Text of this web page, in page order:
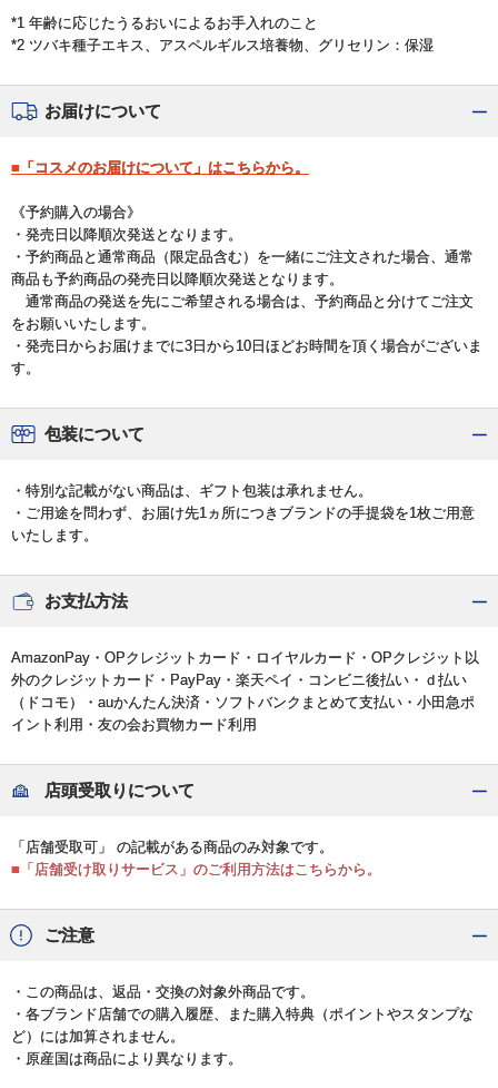
*1 年齢に応じたうるおいによるお手入れのこと
*2 ツバキ種子エキス、アスペルギルス培養物、グリセリン：保湿
お届けについて
■「コスメのお届けについて」はこちらから。
《予約購入の場合》
・発売日以降順次発送となります。
・予約商品と通常商品（限定品含む）を一緒にご注文された場合、通常
商品も予約商品の発売日以降順次発送となります。
通常商品の発送を先にご希望される場合は、予約商品と分けてご注文
をお願いいたします。
・発売日からお届けまでに3日から10日ほどお時間を頂く場合がございま
す。
包装について
・特別な記載がない商品は、ギフト包装は承れません。
・ご用途を問わず、お届け先1ヵ所につきブランドの手提袋を1枚ご用意
いたします。
お支払方法
AmazonPay・OPクレジットカード・ロイヤルカード・OPクレジット以
外のクレジットカード・PayPay・楽天ペイ・コンビニ後払い・ｄ払い
（ドコモ）・auかんたん決済・ソフトバンクまとめて支払い・小田急ポ
イント利用・友の会お買物カード利用
店頭受取りについて
「店舗受取可」 の記載がある商品のみ対象です。
■「店舗受け取りサービス」のご利用方法はこちらから。
ご注意
・この商品は、返品・交換の対象外商品です。
・各ブランド店舗での購入履歴、また購入特典（ポイントやスタンプな
ど）には加算されません。
・原産国は商品により異なります。